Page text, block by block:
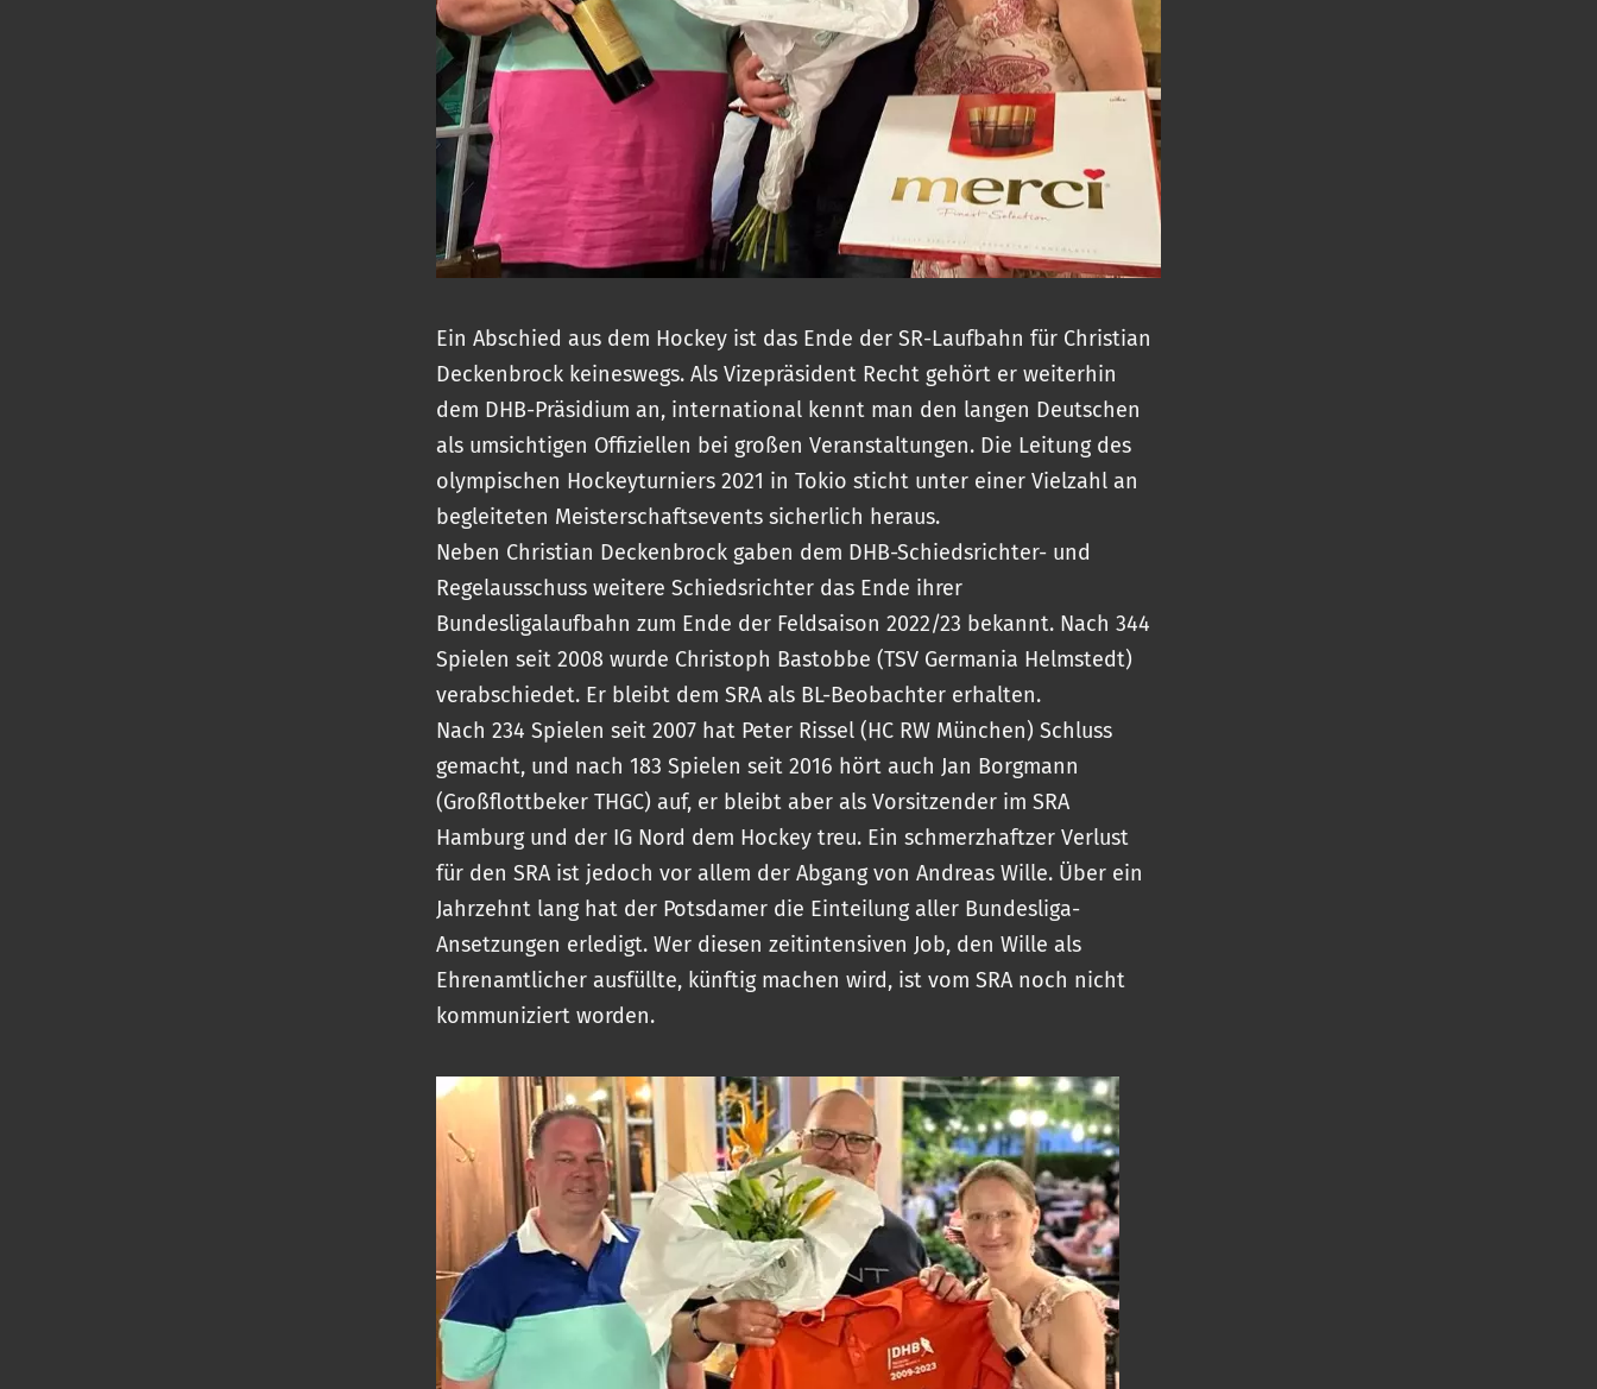
Ein Abschied aus dem Hockey ist das Ende der SR-Laufbahn für Christian
Deckenbrock keineswegs. Als Vizepräsident Recht gehört er weiterhin
dem DHB-Präsidium an, international kennt man den langen Deutschen
als umsichtigen Offiziellen bei großen Veranstaltungen. Die Leitung des
olympischen Hockeyturniers 2021 in Tokio sticht unter einer Vielzahl an
begleiteten Meisterschaftsevents sicherlich heraus.
Neben Christian Deckenbrock gaben dem DHB-Schiedsrichter- und
Regelausschuss weitere Schiedsrichter das Ende ihrer
Bundesligalaufbahn zum Ende der Feldsaison 2022/23 bekannt. Nach 344
Spielen seit 2008 wurde Christoph Bastobbe (TSV Germania Helmstedt)
verabschiedet. Er bleibt dem SRA als BL-Beobachter erhalten.
Nach 234 Spielen seit 2007 hat Peter Rissel (HC RW München) Schluss
gemacht, und nach 183 Spielen seit 2016 hört auch Jan Borgmann
(Großflottbeker THGC) auf, er bleibt aber als Vorsitzender im SRA
Hamburg und der IG Nord dem Hockey treu. Ein schmerzhaftzer Verlust
für den SRA ist jedoch vor allem der Abgang von Andreas Wille. Über ein
Jahrzehnt lang hat der Potsdamer die Einteilung aller Bundesliga-
Ansetzungen erledigt. Wer diesen zeitintensiven Job, den Wille als
Ehrenamtlicher ausfüllte, künftig machen wird, ist vom SRA noch nicht
kommuniziert worden.